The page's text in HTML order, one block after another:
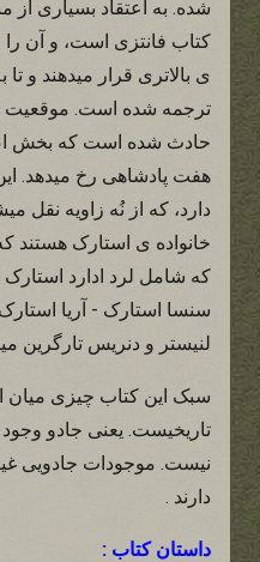
شده. به اعتقاد بسیاری از
کتاب فانتزی است، و آن را
ی بالاتری قرار میدهند و
ترجمه شده است. موقعیت
حادث شده است که بخش
هفت پادشاهی رخ میدهد.
دارد، که از نُه زاویه نقل
خانواده ی استارک هستند
که شامل لرد ادارد
سنسا استارک - آریا
لنیستر و دنریس تارگرین
سبک این کتاب چیزی میان
تاریخیست. یعنی جادو وجود
نیست. موجودات جادویی
دارند .
داستان کتاب :